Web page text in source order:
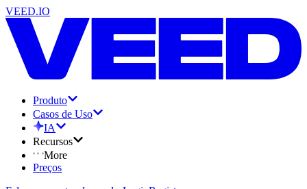
VEED.IO
Produto
Casos de Uso
IA
Recursos
More
Preços